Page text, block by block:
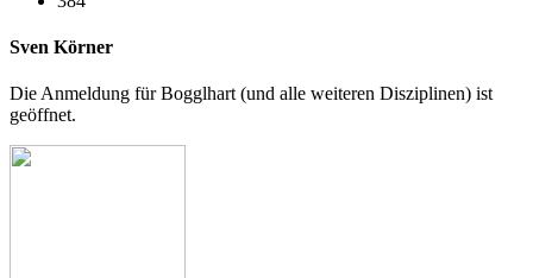
Sven Körner
Die Anmeldung für Bogglhart (und alle weiteren Disziplinen) ist
geöffnet.